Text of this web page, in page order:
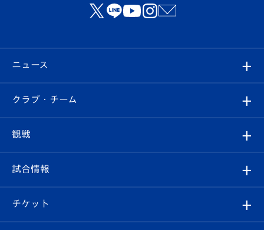
ニュース
すべて
クラブ
試合情報
クラブ・チーム
クラブ概要
エンブレム紹介
観戦
観戦ルール
はじめての観戦ガイド
試合情報
試合日程/結果
チケット